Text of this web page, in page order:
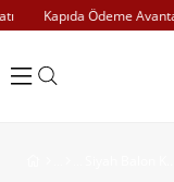
Kapıda Ödeme Avantajı